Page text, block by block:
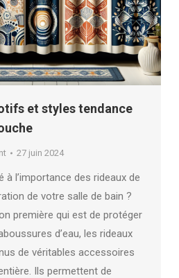
et styles tendance
27 juin 2024
à l’importance des rideaux de
de votre salle de bain ?
première qui est de protéger
d’eau, les rideaux
de véritables accessoires
Ils permettent de